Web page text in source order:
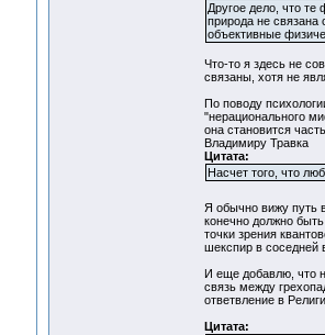
Другое дело, что те
природа не
объективные
Что-то я здесь не
связаны, хотя не
По поводу
"нерационального
она становится
Владимиру Травка
Цитата:
Насчет того, что
Я обычно вижу путь
конечно должно
точки зрения
шекспир в соседней
И еще добавлю, что
связь между
ответвление в
Цитата: